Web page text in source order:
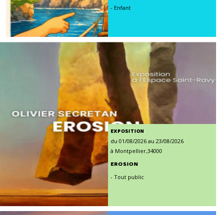
- Enfant
EXPOSITION
du 01/08/2026 au 23/08/2026
à Montpellier,34000
EROSION
- Tout public